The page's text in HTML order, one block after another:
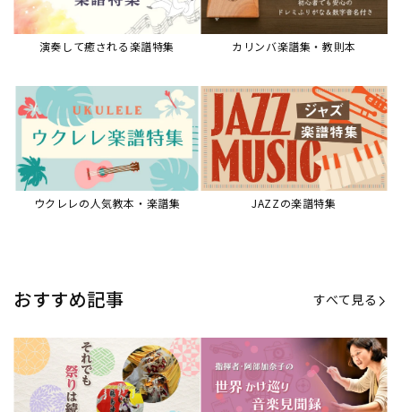
演奏して癒される楽譜特集 カリンバ楽譜集・教則本
ウクレレの人気教本・楽譜集 JAZZの楽譜特集
おすすめ記事 すべて見る